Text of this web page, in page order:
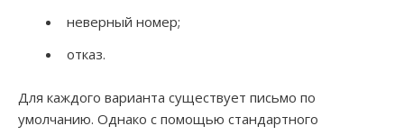
неверный номер;
отказ.
Для каждого варианта существует письмо по
умолчанию. Однако с помощью стандартного